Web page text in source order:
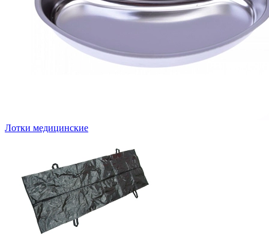
Лотки медицинские